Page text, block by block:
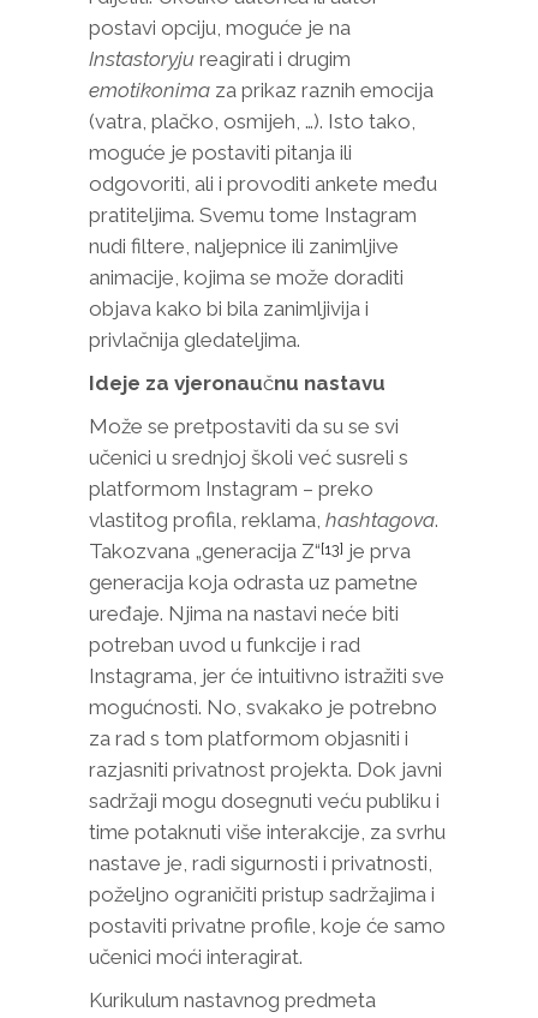
postavi opciju, moguće je na
Instastoryju reagirati i drugim
emotikonima za prikaz raznih emocija
(vatra, plačko, osmijeh, …). Isto tako,
moguće je postaviti pitanja ili
odgovoriti, ali i provoditi ankete među
pratiteljima. Svemu tome Instagram
nudi filtere, naljepnice ili zanimljive
animacije, kojima se može doraditi
objava kako bi bila zanimljivija i
privlačnija gledateljima.
Ideje za vjeronaučnu nastavu
Može se pretpostaviti da su se svi
učenici u srednjoj školi već susreli s
platformom Instagram – preko
vlastitog profila, reklama, hashtagova.
Takozvana „generacija Z“[13] je prva
generacija koja odrasta uz pametne
uređaje. Njima na nastavi neće biti
potreban uvod u funkcije i rad
Instagrama, jer će intuitivno istražiti sve
mogućnosti. No, svakako je potrebno
za rad s tom platformom objasniti i
razjasniti privatnost projekta. Dok javni
sadržaji mogu dosegnuti veću publiku i
time potaknuti više interakcije, za svrhu
nastave je, radi sigurnosti i privatnosti,
poželjno ograničiti pristup sadržajima i
postaviti privatne profile, koje će samo
učenici moći interagirat.
Kurikulum nastavnog predmeta